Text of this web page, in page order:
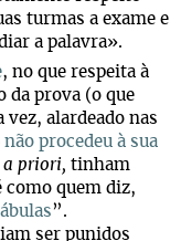
turmas a exame e
a palavra».
, no que respeita à
da prova (o que
vez, alardeado nas
não procedeu à sua
a priori, tinham
como quem diz,
”.
ser punidos